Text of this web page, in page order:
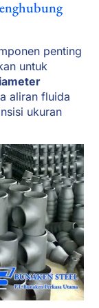
penting
untuk
aliran fluida
ukuran